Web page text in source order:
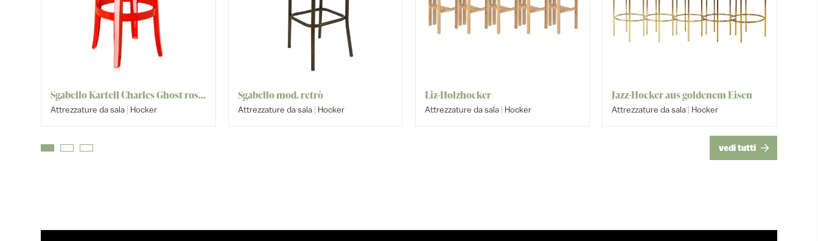
Sgabello Kartell Charles Ghost rosso
Attrezzature da sala | Hocker
Sgabello mod. retrò
Attrezzature da sala | Hocker
Liz-Holzhocker
Attrezzature da sala | Hocker
Jazz-Hocker aus goldenem Eisen
Attrezzature da sala | Hocker
vedi tutti